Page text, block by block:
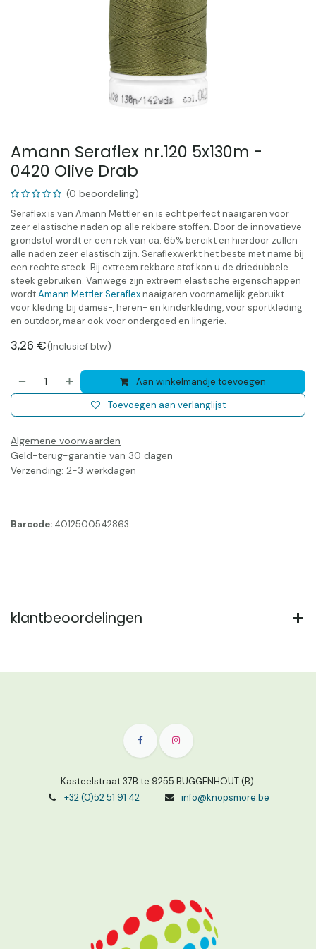
Amann Seraflex nr.120 5x130m -
0420 Olive Drab
(0 beoordeling)
Seraflex is van Amann Mettler en is echt perfect naaigaren voor
zeer elastische naden op alle rekbare stoffen. Door de innovatieve
grondstof wordt er een rek van ca. 65% bereikt en hierdoor zullen
alle naden zeer elastisch zijn. Seraflexwerkt het beste met name bij
een rechte steek. Bij extreem rekbare stof kan u de driedubbele
steek gebruiken. Vanwege zijn extreem elastische eigenschappen
wordtAmann Mettler Seraflexnaaigaren voornamelijk gebruikt
voor kleding bij dames-, heren- en kinderkleding, voor sportkleding
en outdoor, maar ook voor ondergoed en lingerie.
3,26 €(Inclusief btw)
Aan winkelmandje toevoegen
Toevoegen aan verlanglijst
Algemene voorwaarden
Geld-terug-garantie van 30 dagen
Verzending: 2-3 werkdagen
Barcode: 4012500542863
klantbeoordelingen
Kasteelstraat 37B te 9255 BUGGENHOUT (B)
+32 (0)52 51 91 42
info@knopsmore.be